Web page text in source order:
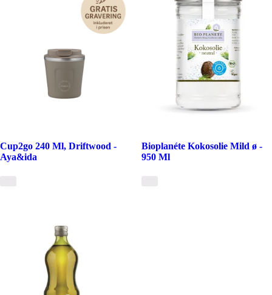
Cup2go 240 Ml, Driftwood -
Aya&ida
Bioplanéte Kokosolie Mild ø -
950 Ml